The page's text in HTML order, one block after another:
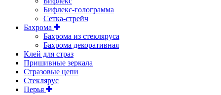
Бифлекс-голограмма
Сетка-стрейч
Бахрома
Бахрома из стекляруса
Бахрома декоративная
Клей для страз
Пришивные зеркала
Cтразовые цепи
Стеклярус
Перья